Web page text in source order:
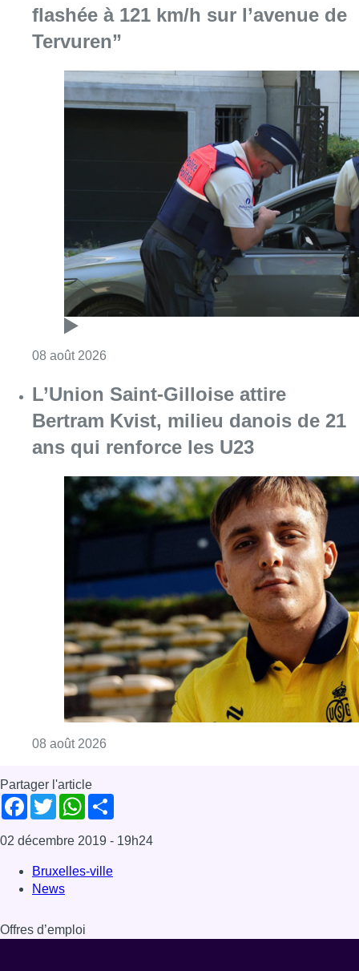
flashée à 121 km/h sur l’avenue de
Tervuren”
08 août 2026
L’Union Saint-Gilloise attire
Bertram Kvist, milieu danois de 21
ans qui renforce les U23
08 août 2026
Partager l'article
Facebook
TwitterWhatsApp
02 décembre 2019 - 19h24
Bruxelles-ville
News
Offres d’emploi